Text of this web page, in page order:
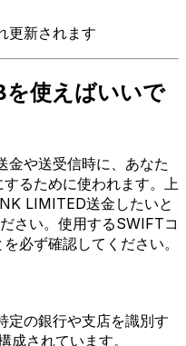
更新されます
使えばいいで
金や送受信時に、あなた
るために使われます。上
LIMITED送金したいと
さい。使用するSWIFTコ
必ず確認してください。
定の銀行や支店を識別す
成されています。